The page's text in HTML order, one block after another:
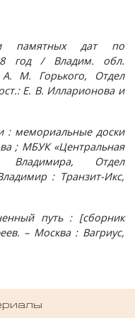
и памятных дат по
год / Владим. обл.
А. М. Горького, Отдел
Е. В. Илларионова и
: мемориальные доски
; МБУК «Центральная
Владимира, Отдел
: Транзит-Икс,
путь : [сборник
– Москва : Вагриус,